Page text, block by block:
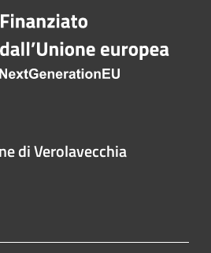
di Verolavecchia